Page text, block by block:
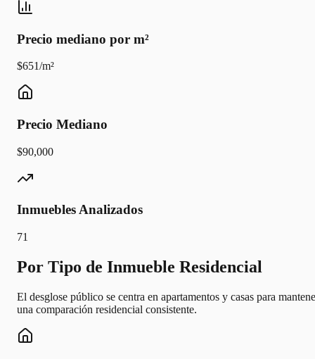
Precio mediano por m²
$651/m²
Precio Mediano
$90,000
Inmuebles Analizados
71
Por Tipo de Inmueble Residencial
El desglose público se centra en apartamentos y casas para
una comparación residencial consistente.